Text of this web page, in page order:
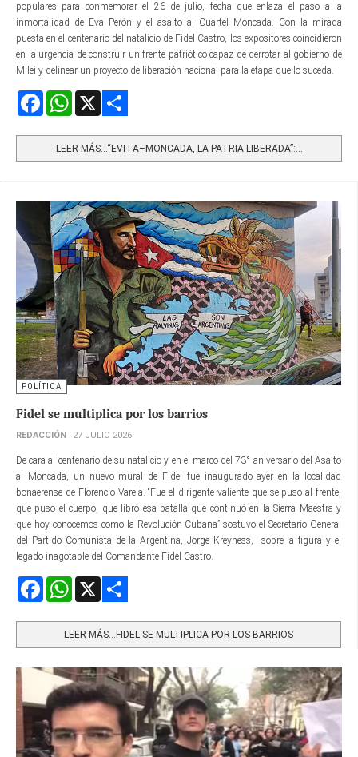
populares para conmemorar el 26 de julio, fecha que enlaza el paso a la
inmortalidad de Eva Perón y el asalto al Cuartel Moncada. Con la mirada
puesta en el centenario del natalicio de Fidel Castro, los expositores coincidieron
en la urgencia de construir un frente patriótico capaz de derrotar al gobierno de
Milei y delinear un proyecto de liberación nacional para la etapa que lo suceda.
FacebookWhatsApp
LEER MÁS…“EVITA–MONCADA, LA PATRIA LIBERADA”:...
POLÍTICA
Fidel se multiplica por los barrios
REDACCIÓN 27 JULIO 2026
De cara al centenario de su natalicio y en el marco del 73° aniversario del Asalto
al Moncada, un nuevo mural de Fidel fue inaugurado ayer en la localidad
bonaerense de Florencio Varela. “Fue el dirigente valiente que se puso al frente,
que puso el cuerpo, que libró esa batalla que continuó en la Sierra Maestra y
que hoy conocemos como la Revolución Cubana” sostuvo el Secretario General
del Partido Comunista de la Argentina, Jorge Kreyness, sobre la figura y el
legado inagotable del Comandante Fidel Castro.
FacebookWhatsApp
LEER MÁS…FIDEL SE MULTIPLICA POR LOS BARRIOS